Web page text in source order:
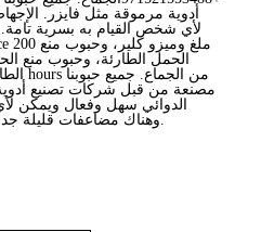
أدوية مرموقة مثل فايزر.
لأي شخص القيام به بسرية
الحمل الطارئة، وحبوب منع
مصنعة من قبل شركات تصنيع
الدوائي سهل وفعال ويمكن
وهناك مضاعفات قليلة جداً قد تنجم عن الإجهاض الدوائي.